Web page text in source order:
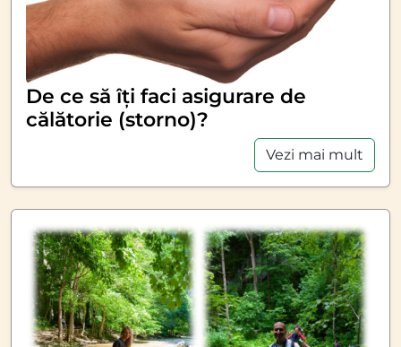
De ce să îți faci asigurare de
călătorie (storno)?
Vezi mai mult